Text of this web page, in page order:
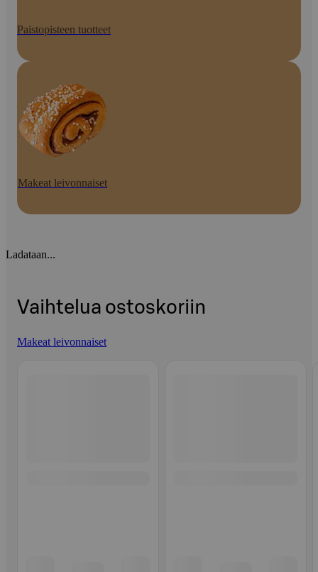
Paistopisteen tuotteet
Makeat leivonnaiset
Ladataan...
Vaihtelua ostoskoriin
Makeat leivonnaiset